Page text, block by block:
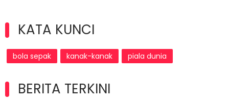
KATA KUNCI
bola sepak kanak-kanak piala dunia
BERITA TERKINI